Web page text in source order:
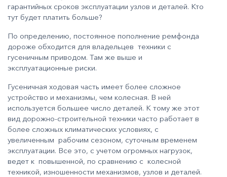
гарантийных сроков эксплуатации узлов и деталей. Кто
тут будет платить больше?
По определению, постоянное пополнение ремфонда
дороже обходится для владельцев техники с
гусеничным приводом. Там же выше и
эксплуатационные риски.
Гусеничная ходовая часть имеет более сложное
устройство и механизмы, чем колесная. В ней
используется большее число деталей. К тому же этот
вид дорожно-строительной техники часто работает в
более сложных климатических условиях, с
увеличенным рабочим сезоном, суточным временем
эксплуатации. Все это, с учетом огромных нагрузок,
ведет к повышенной, по сравнению с колесной
техникой, изношенности механизмов, узлов и деталей.